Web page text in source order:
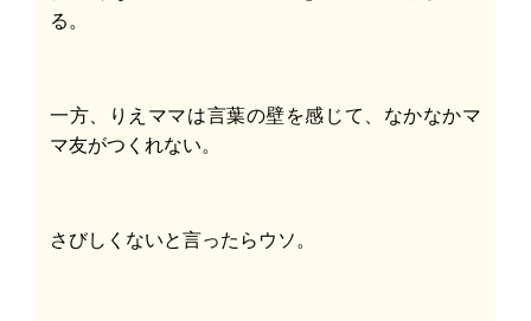
る。
一方、りえママは言葉の壁を感じて、なかなかマ
マ友がつくれない。
さびしくないと言ったらウソ。